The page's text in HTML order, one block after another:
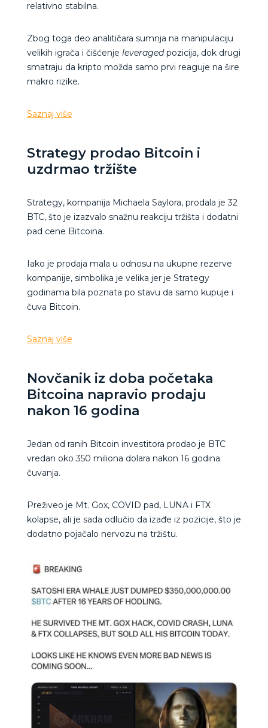
relativno stabilna.
Zbog toga deo analitičara sumnja na manipulaciju
velikih igrača i čišćenje leveragedpozicija, dok drugi
smatraju da kripto možda samo prvi reaguje na šire
makro rizike.
Saznaj više
Strategy prodao Bitcoin i
uzdrmao tržište
Strategy, kompanija Michaela Saylora, prodala je 32
BTC, što je izazvalo snažnu reakciju tržišta i dodatni
pad cene Bitcoina.
Iako je prodaja mala u odnosu na ukupne rezerve
kompanije, simbolika je velika jer je Strategy
godinama bila poznata po stavu da samo kupuje i
čuva Bitcoin.
Saznaj više
Novčanik iz doba početaka
Bitcoina napravio prodaju
nakon 16 godina
Jedan od ranih Bitcoin investitora prodao je BTC
vredan oko 350 miliona dolara nakon 16 godina
čuvanja.
Preživeo je Mt. Gox, COVID pad, LUNA i FTX
kolapse, ali je sada odlučio da izađe iz pozicije, što je
dodatno pojačalo nervozu na tržištu.